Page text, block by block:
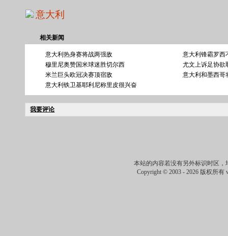
意大利
相关新闻
意大利热身赛将战两强敌
意大利锋霸罗西
穆里尼奥赞国米球迷胜切尔西
尤文上诉足协欲
米兰巨头欧冠决赛顶宿敌
意大利和墨西哥
意大利铁卫基耶利尼称里皮很兴奋
我要评论
本站的内容若没有另外标识时区，
Copyright © 2003 -2026 版权所有